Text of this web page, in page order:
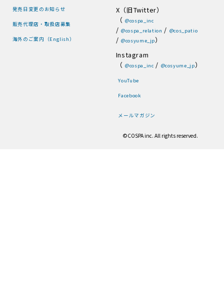
発売日変更のお知らせ
販売代理店・取扱店募集
海外のご案内（English）
X（旧Twitter）
（ @cospa_inc
/ @cospa_relation / @cos_patio
/ @cosyume_jp）
Instagram
（ @cospa_inc / @cosyume_jp）
YouTube
Facebook
メールマガジン
©COSPA inc. All rights reserved.